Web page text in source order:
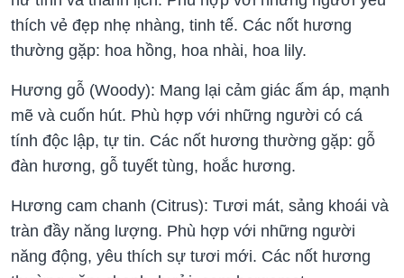
thích vẻ đẹp nhẹ nhàng, tinh tế. Các nốt hương
thường gặp: hoa hồng, hoa nhài, hoa lily.
Hương gỗ (Woody): Mang lại cảm giác ấm áp, mạnh
mẽ và cuốn hút. Phù hợp với những người có cá
tính độc lập, tự tin. Các nốt hương thường gặp: gỗ
đàn hương, gỗ tuyết tùng, hoắc hương.
Hương cam chanh (Citrus): Tươi mát, sảng khoái và
tràn đầy năng lượng. Phù hợp với những người
năng động, yêu thích sự tươi mới. Các nốt hương